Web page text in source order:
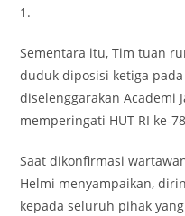
1.
Sementara itu, Tim tuan
duduk diposisi ketiga
diselenggarakan Academi
memperingati HUT RI ke-
Saat dikonfirmasi
Helmi menyampaikan,
kepada seluruh pihak